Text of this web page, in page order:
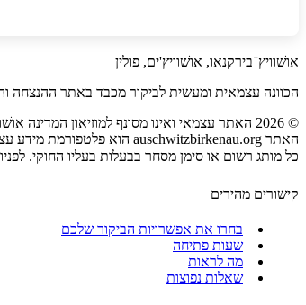
אושׁוויץ־בירקנאו, אושׁוויץ'ים, פולין
הכוונה עצמאית ומעשית לביקור מכבד באתר ההנצחה
©
2026 האתר עצמאי ואינו מסונף למוזיאון המדינה
האתר auschwitzbirkenau.org הוא פלטפורמת מידע עצמאית המוקדשת להנצחה ומוזיאון אושׁוויץ־בירקנאו.
כל מותג רשום או סימן מסחר בבעלות בעליו החוקי.
קישורים מהירים
בחרו את אפשרויות הביקור שלכם
שעות פתיחה
מה לראות
שאלות נפוצות